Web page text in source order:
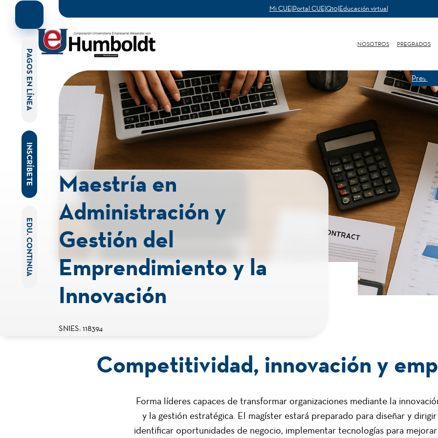
Mi CUE|Portal CUE|Q10|Educación virtual
NOSOTROS PREGRADOS
Maestría en
Administración y
Gestión del
Emprendimiento y la
Innovación
SNIES: 118394
Competitividad, innovación y
Forma líderes capaces de transformar organizaciones mediante la
y la gestión estratégica. El magíster estará preparado para diseñar y
identificar oportunidades de negocio, implementar tecnologías para
PAGOS EN LÍNEA
INSCRÍBETE
EDU. CONTINUA